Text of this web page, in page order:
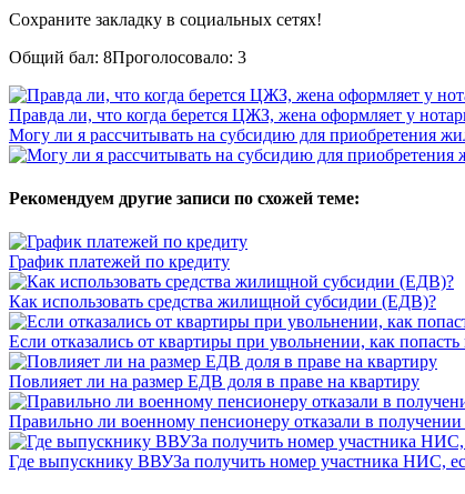
Сохраните закладку в социальных сетях!
Общий бал: 8Проголосовало: 3
Правда ли, что когда берется ЦЖЗ, жена оформляет у
Могу ли я рассчитывать на субсидию для приобретения
Рекомендуем другие записи по схожей теме:
График платежей по кредиту
Как использовать средства жилищной субсидии (ЕДВ)?
Если отказались от квартиры при увольнении, как
Повлияет ли на размер ЕДВ доля в праве на квартиру
Правильно ли военному пенсионеру отказали в
Где выпускнику ВВУЗа получить номер участника НИС,